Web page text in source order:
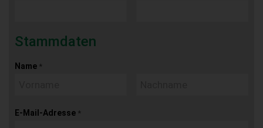
Stammdaten
Name *
E-Mail-Adresse *